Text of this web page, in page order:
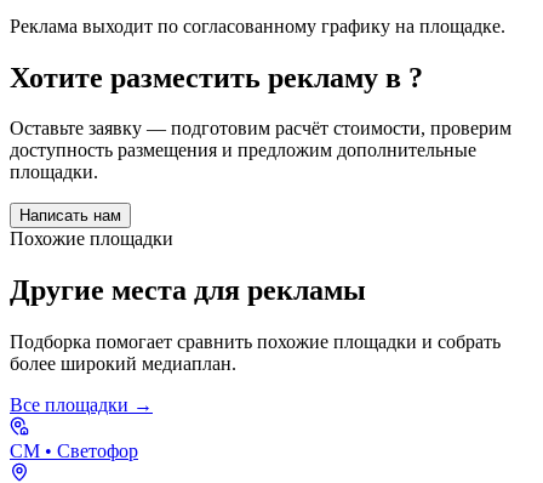
Реклама выходит по согласованному графику на площадке.
Хотите разместить рекламу в ?
Оставьте заявку — подготовим расчёт стоимости, проверим
доступность размещения и предложим дополнительные
площадки.
Написать нам
Похожие площадки
Другие места для рекламы
Подборка помогает сравнить похожие площадки и собрать
более широкий медиаплан.
Все площадки →
СМ • Светофор